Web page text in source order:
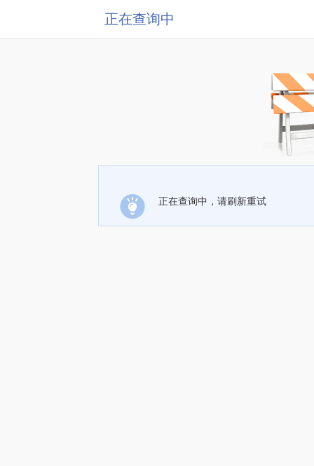
正在查询中
正在查询中，请刷新重试